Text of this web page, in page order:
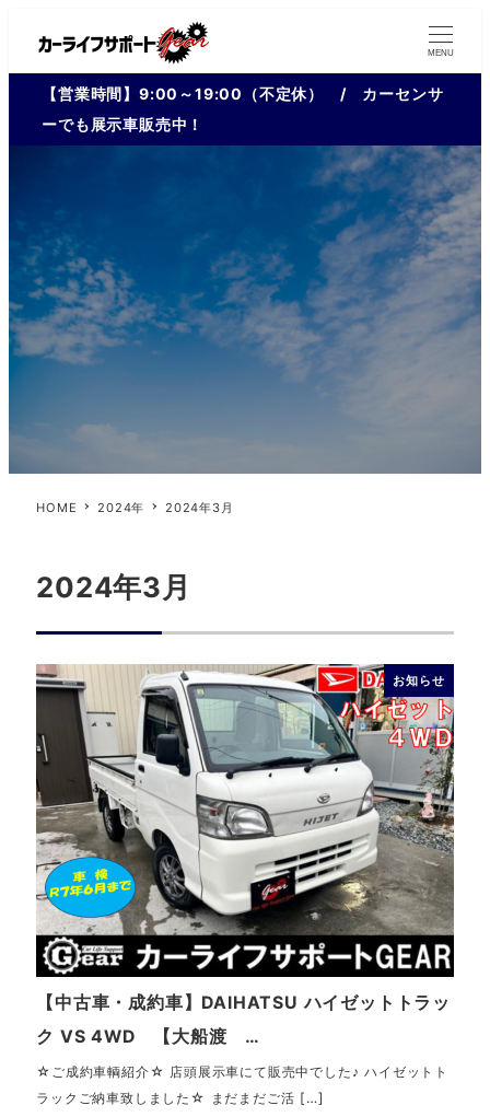
MENU
【営業時間】9:00～19:00（不定休） / カーセンサ
ーでも展示車販売中！
HOME 2024年 2024年3月
2024年3月
お知らせ
【中古車・成約車】DAIHATSU ハイゼットトラッ
ク VS 4WD 【大船渡 …
☆ご成約車輌紹介☆ 店頭展示車にて販売中でした♪ ハイゼットト
ラックご納車致しました☆ まだまだご活 […]